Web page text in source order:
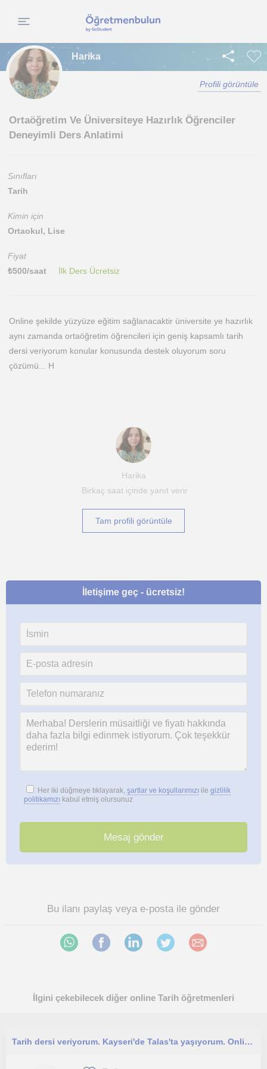
Harika
Profili görüntüle
Ortaöğretim Ve Üniversiteye Hazırlık Öğrenciler
Deneyimli Ders Anlatimi
Sınıfları
Tarih
Kimin için
Ortaokul, Lise
Fiyat
₺500/saat İlk Ders Ücretsiz
Online şekilde yüzyüze eğitim sağlanacaktir üniversite ye hazırlık
aynı zamanda ortaöğretim öğrencileri için geniş kapsamlı tarih
dersi veriyorum konular konusunda destek oluyorum soru
çözümü... H
Harika
Birkaç saat içinde yanıt verir
Tam profili görüntüle
İletişime geç - ücretsiz!
Her iki düğmeye tıklayarak, şartlar ve koşullarımızı ile gizlilik
politikamızı kabul etmiş olursunuz
Bu ilanı paylaş veya e-posta ile gönder
İlgini çekebilecek diğer online Tarih öğretmenleri
Tarih dersi veriyorum. Kayseri'de Talas'ta yaşıyorum. Online ders vermeyi tercih ediyorum.